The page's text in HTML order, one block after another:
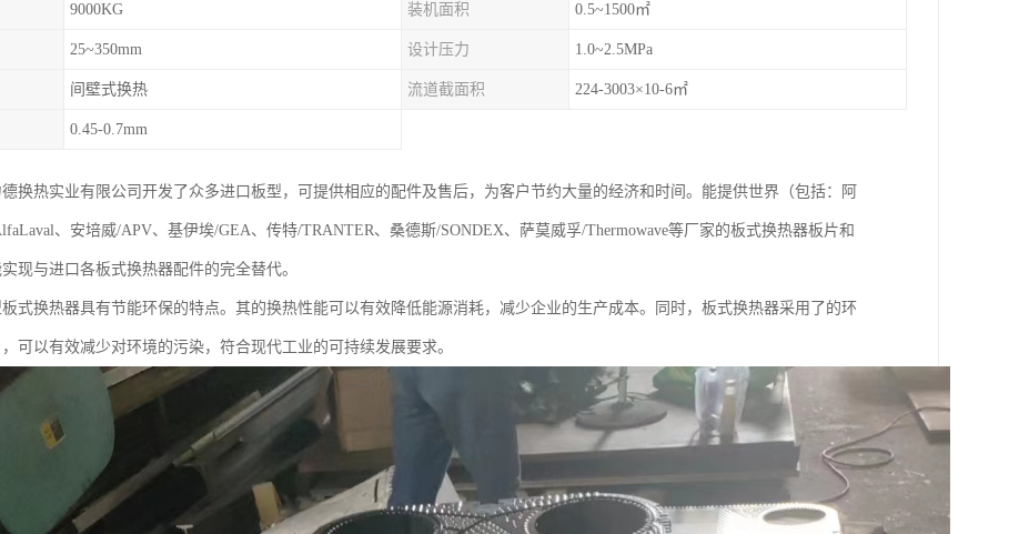
9000KG 装机面积 0.5~1500㎡
25~350mm 设计压力 1.0~2.5MPa
间壁式换热 流道截面积 224-3003×10-6㎡
0.45-0.7mm
换热实业有限公司开发了众多进口板型，可提供相应的配件及售后，为客户节约大量的经济和时间。能提供世界（包括：阿
、安培威/APV、基伊埃/GEA、传特/TRANTER、桑德斯/SONDEX、萨莫威孚/Thermowave等厂家的板式换热器板片和
现与进口各板式换热器配件的完全替代。
式换热器具有节能环保的特点。其的换热性能可以有效降低能源消耗，减少企业的生产成本。同时，板式换热器采用了的环
可以有效减少对环境的污染，符合现代工业的可持续发展要求。